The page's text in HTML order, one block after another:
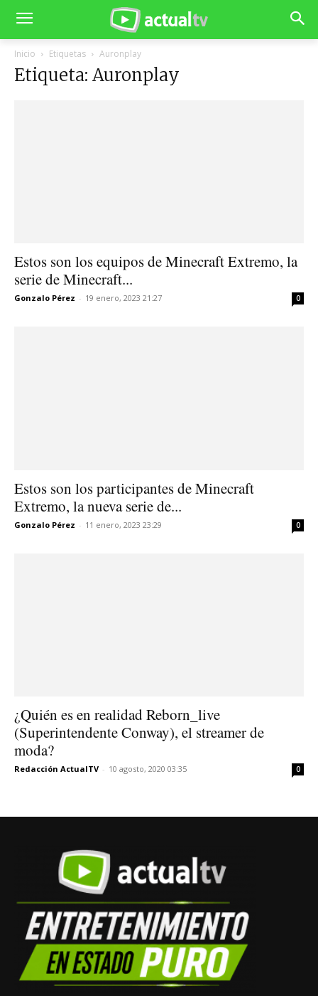
Inicio Etiquetas Auronplay
Etiqueta: Auronplay
Estos son los equipos de Minecraft Extremo, la
serie de Minecraft...
Gonzalo Pérez - 19 enero, 2023 21:27 0
Estos son los participantes de Minecraft
Extremo, la nueva serie de...
Gonzalo Pérez - 11 enero, 2023 23:29 0
¿Quién es en realidad Reborn_live
(Superintendente Conway), el streamer de
moda?
Redacción ActualTV - 10 agosto, 2020 03:35 0